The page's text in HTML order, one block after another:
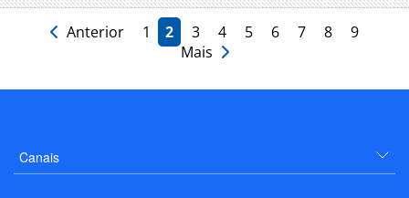
Anterior 1 2 3 4 5 6 7 8
9
Mais
Canais